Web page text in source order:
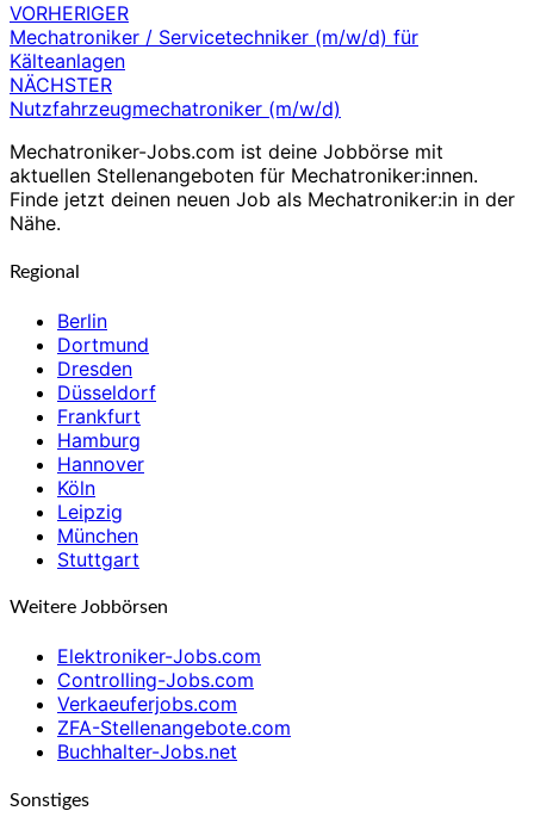
Beitragsnavigation
VORHERIGER
Mechatroniker / Servicetechniker (m/w/d) für
Kälteanlagen
NÄCHSTER
Nutzfahrzeugmechatroniker (m/w/d)
Mechatroniker-Jobs.com ist deine Jobbörse mit
aktuellen Stellenangeboten für Mechatroniker:innen.
Finde jetzt deinen neuen Job als Mechatroniker:in in der
Nähe.
Regional
Berlin
Dortmund
Dresden
Düsseldorf
Frankfurt
Hamburg
Hannover
Köln
Leipzig
München
Stuttgart
Weitere Jobbörsen
Elektroniker-Jobs.com
Controlling-Jobs.com
Verkaeuferjobs.com
ZFA-Stellenangebote.com
Buchhalter-Jobs.net
Sonstiges